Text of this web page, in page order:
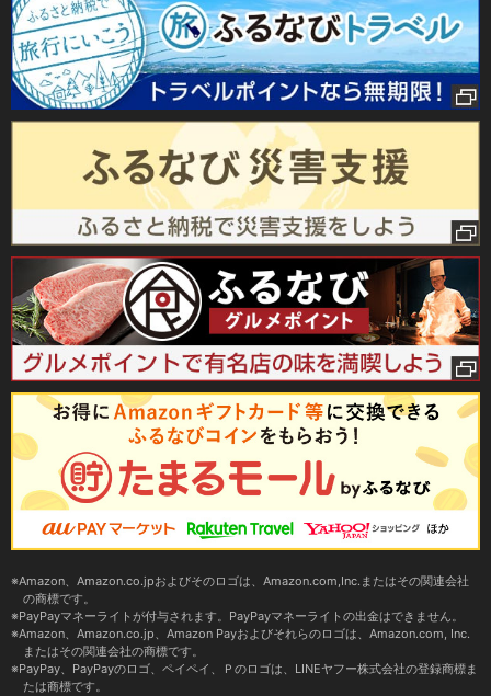
Amazon、Amazon.co.jpおよびそのロゴは、Amazon.com,Inc.またはその関連会社
の商標です。
PayPayマネーライトが付与されます。PayPayマネーライトの出金はできません。
Amazon、Amazon.co.jp、Amazon Payおよびそれらのロゴは、Amazon.com, Inc.
またはその関連会社の商標です。
PayPay、PayPayのロゴ、ペイペイ、Ｐのロゴは、LINEヤフー株式会社の登録商標ま
たは商標です。